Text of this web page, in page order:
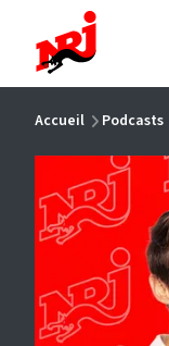
Accueil Podcasts